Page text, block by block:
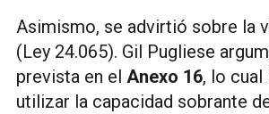
Asimismo, se advirtió sobre la
(Ley 24.065). Gil Pugliese
prevista en el Anexo 16, lo
utilizar la capacidad sobrante